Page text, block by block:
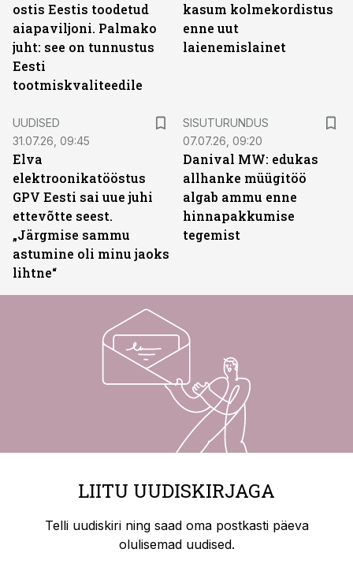
ostis Eestis toodetud
aiapaviljoni. Palmako
juht: see on tunnustus
Eesti
tootmiskvaliteedile
kasum kolmekordistus
enne uut
laienemislainet
UUDISED
31.07.26, 09:45
Elva
elektroonikatööstus
GPV Eesti sai uue juhi
ettevõtte seest.
„Järgmise sammu
astumine oli minu jaoks
lihtne“
SISUTURUNDUS
07.07.26, 09:20
Danival MW: edukas
allhanke müügitöö
algab ammu enne
hinnapakkumise
tegemist
LIITU UUDISKIRJAGA
Telli uudiskiri ning saad oma postkasti päeva
olulisemad uudised.